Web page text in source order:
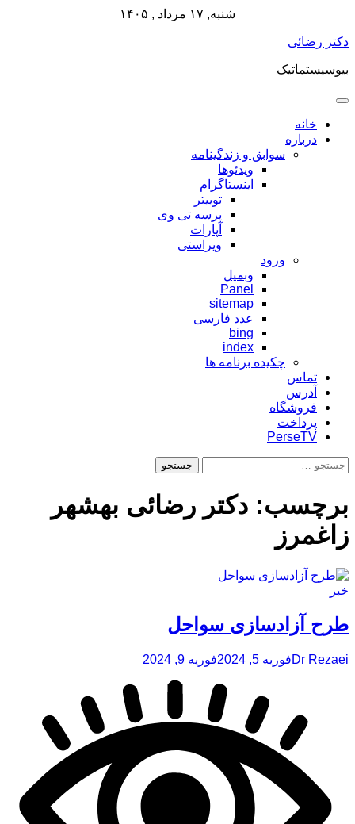
شنبه, ۱۷ مرداد , ۱۴۰۵
پرش
محتوا
دکتر رضائی
بیوسیستماتیک
خانه
درباره
سوابق و زندگینامه
ویدئوها
اینستاگرام
توییتر
پرسه تی وی
آپارات
ویراستی
ورود
وبمیل
Panel
sitemap
عدد فارسی
bing
index
چکیده برنامه ها
تماس
آدرس
فروشگاه
پرداخت
PerseTV
جستجو
برچسب: دکتر رضائی بهشهر
زاغمرز
خبر
طرح آزادسازی سواحل
Dr Rezaeiفوریه 5, 2024 فوریه 9, 2024